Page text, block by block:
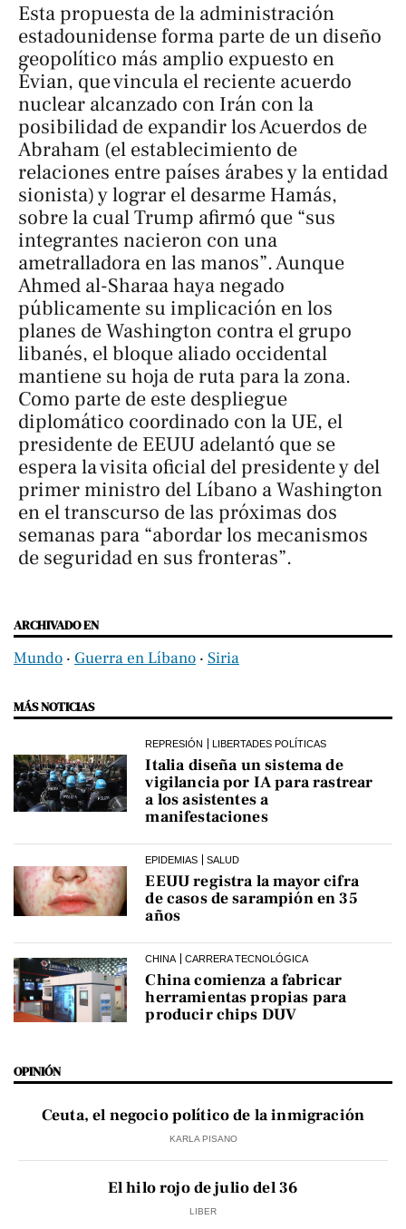
Esta propuesta de la administración
estadounidense forma parte de un diseño
geopolítico más amplio expuesto en
Évian, que vincula el reciente acuerdo
nuclear alcanzado con Irán con la
posibilidad de expandir los Acuerdos de
Abraham (el establecimiento de
relaciones entre países árabes y la entidad
sionista) y lograr el desarme Hamás,
sobre la cual Trump afirmó que “sus
integrantes nacieron con una
ametralladora en las manos”. Aunque
Ahmed al-Sharaa haya negado
públicamente su implicación en los
planes de Washington contra el grupo
libanés, el bloque aliado occidental
mantiene su hoja de ruta para la zona.
Como parte de este despliegue
diplomático coordinado con la UE, el
presidente de EEUU adelantó que se
espera la visita oficial del presidente y del
primer ministro del Líbano a Washington
en el transcurso de las próximas dos
semanas para “abordar los mecanismos
de seguridad en sus fronteras”.
ARCHIVADO EN
Mundo ‧ Guerra en Líbano ‧ Siria
MÁS NOTICIAS
REPRESIÓN LIBERTADES POLÍTICAS
Italia diseña un sistema de
vigilancia por IA para rastrear
a los asistentes a
manifestaciones
EPIDEMIAS SALUD
EEUU registra la mayor cifra
de casos de sarampión en 35
años
CHINA CARRERA TECNOLÓGICA
China comienza a fabricar
herramientas propias para
producir chips DUV
OPINIÓN
Ceuta, el negocio político de la inmigración
KARLA PISANO
El hilo rojo de julio del 36
LIBER